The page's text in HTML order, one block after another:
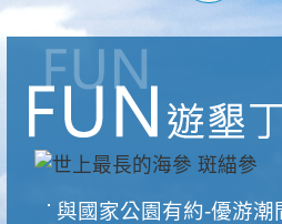
與國家公園有約-優游潮